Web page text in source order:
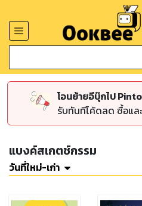
โอนย้ายอีบุ๊กไป
รับทันทีโค้ดลด ซื้อแล
แบงค์สเกตช์กรรม
วันที่ใหม่-เก่า